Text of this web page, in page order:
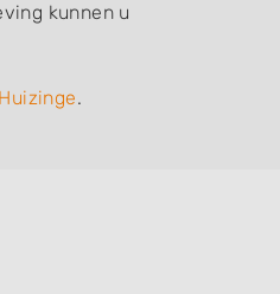
kunnen u
Huizinge.